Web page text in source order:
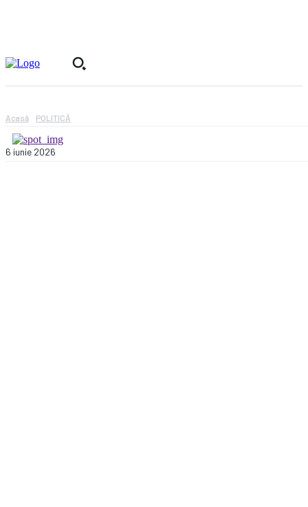
Acasă POLITICĂ
6 iunie 2026